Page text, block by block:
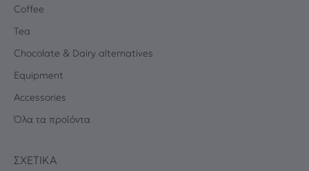
Coffee
Tea
Chocolate & Dairy alternatives
Equipment
Accessories
Όλα τα προϊόντα
ΣΧΕΤΙΚΆ